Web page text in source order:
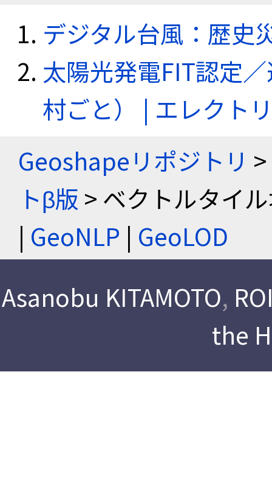
デジタル台風：歴史
太陽光発電FIT認定
村ごと） | エレクト
Geoshapeリポジトリ >
トβ版 > ベクトルタイ
| GeoNLP | GeoLOD
Asanobu KITAMOTO,
the